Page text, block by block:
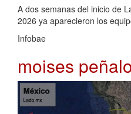
A dos semanas del inicio de
2026 ya aparecieron los
Infobae
moises